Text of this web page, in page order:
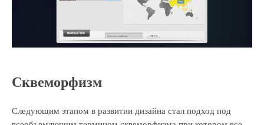
Сквеморфизм
Следующим этапом в развитии дизайна стал подход под